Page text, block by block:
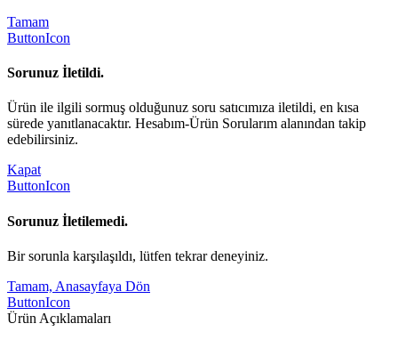
Tamam
ButtonIcon
Sorunuz İletildi.
Ürün ile ilgili sormuş olduğunuz soru satıcımıza iletildi, en kısa
sürede yanıtlanacaktır. Hesabım-Ürün Sorularım alanından takip
edebilirsiniz.
Kapat
ButtonIcon
Sorunuz İletilemedi.
Bir sorunla karşılaşıldı, lütfen tekrar deneyiniz.
Tamam, Anasayfaya Dön
ButtonIcon
Ürün Açıklamaları